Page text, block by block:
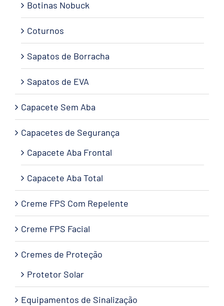
Botinas Nobuck
Coturnos
Sapatos de Borracha
Sapatos de EVA
Capacete Sem Aba
Capacetes de Segurança
Capacete Aba Frontal
Capacete Aba Total
Creme FPS Com Repelente
Creme FPS Facial
Cremes de Proteção
Protetor Solar
Equipamentos de Sinalização